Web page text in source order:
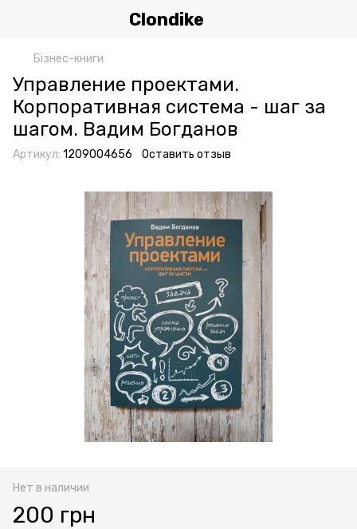
Clondike
Бізнес-книги
Управление проектами.
Корпоративная система - шаг за
шагом. Вадим Богданов
Артикул: 1209004656 Оставить отзыв
Нет в наличии
200 грн